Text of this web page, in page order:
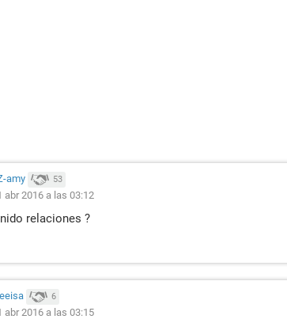
amy 53
abr 2016 a las 03:12
relaciones ?
leeisa 6
abr 2016 a las 03:15